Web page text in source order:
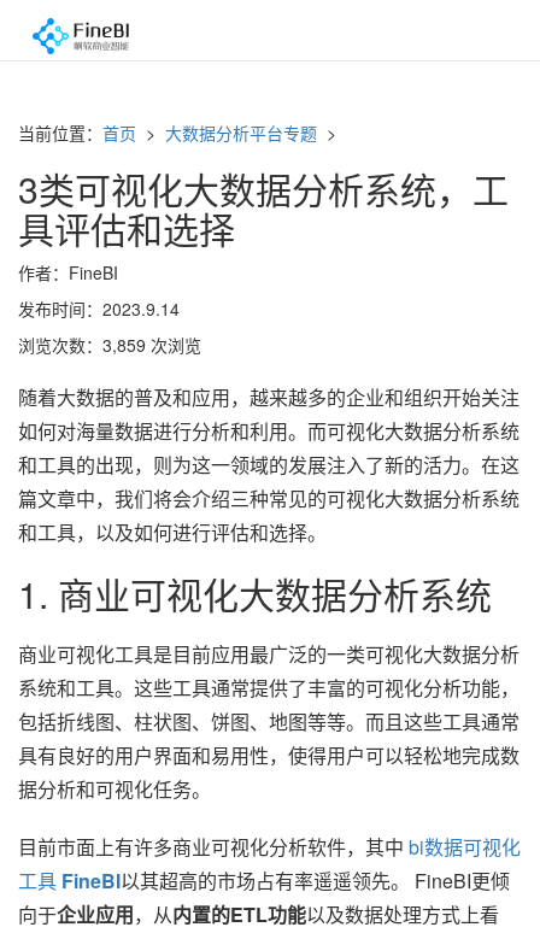
当前位置： 首页 > 大数据分析平台专题 >
3类可视化大数据分析系统，工
具评估和选择
作者：FineBI
发布时间：2023.9.14
浏览次数：3,859 次浏览
随着大数据的普及和应用，越来越多的企业和组织开始关注
如何对海量数据进行分析和利用。而可视化大数据分析系统
和工具的出现，则为这一领域的发展注入了新的活力。在这
篇文章中，我们将会介绍三种常见的可视化大数据分析系统
和工具，以及如何进行评估和选择。
1. 商业可视化大数据分析系统
商业可视化工具是目前应用最广泛的一类可视化大数据分析
系统和工具。这些工具通常提供了丰富的可视化分析功能，
包括折线图、柱状图、饼图、地图等等。而且这些工具通常
具有良好的用户界面和易用性，使得用户可以轻松地完成数
据分析和可视化任务。
目前市面上有许多商业可视化分析软件，其中 bi数据可视化
工具 FineBI以其超高的市场占有率遥遥领先。 FineBI更倾
向于企业应用，从内置的ETL功能以及数据处理方式上看